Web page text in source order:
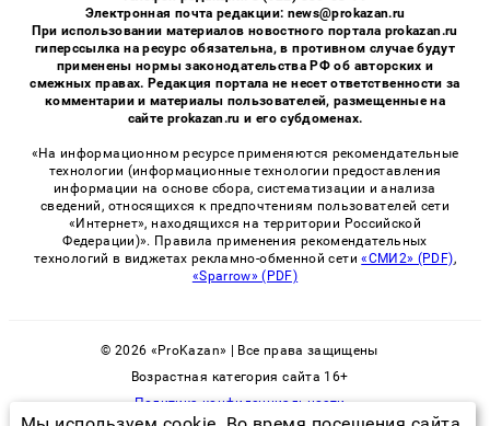
Электронная почта редакции: news@prokazan.ru
При использовании материалов новостного портала prokazan.ru
гиперссылка на ресурс обязательна, в противном случае будут
применены нормы законодательства РФ об авторских и
смежных правах. Редакция портала не несет ответственности за
комментарии и материалы пользователей, размещенные на
сайте prokazan.ru и его субдоменах.
«На информационном ресурсе применяются рекомендательные
технологии (информационные технологии предоставления
информации на основе сбора, систематизации и анализа
сведений, относящихся к предпочтениям пользователей сети
«Интернет», находящихся на территории Российской
Федерации)». Правила применения рекомендательных
технологий в виджетах рекламно-обменной сети«СМИ2» (PDF),
«Sparrow» (PDF)
© 2026 «ProKazan» | Все права защищены
Возрастная категория сайта 16+
Политика конфиденциальности